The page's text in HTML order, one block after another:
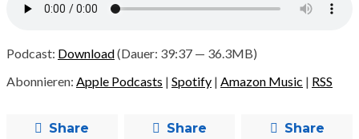
Podcast: Download(Dauer: 39:37 — 36.3MB)
Abonnieren: Apple Podcasts | Spotify | Amazon Music | RSS
Share Share Share